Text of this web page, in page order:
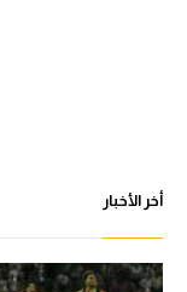
أخر الأخبار